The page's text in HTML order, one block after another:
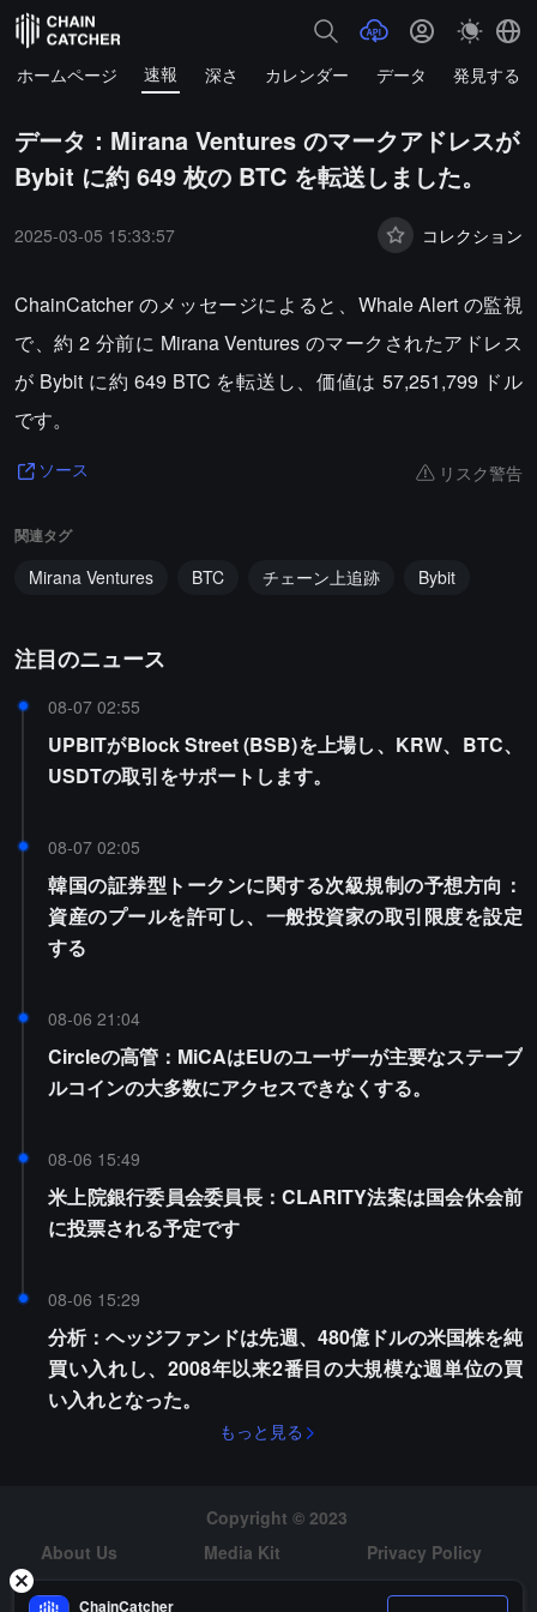
ホームページ 速報 深さ カレンダー データ 発見する
データ：Mirana Ventures のマークアドレスが
Bybit に約 649 枚の BTC を転送しました。
2025-03-05 15:33:57 コレクション
ChainCatcher のメッセージによると、Whale Alert の監視
で、約 2 分前に Mirana Ventures のマークされたアドレス
が Bybit に約 649 BTC を転送し、価値は 57,251,799 ドル
です。
ソース リスク警告
関連タグ
Mirana Ventures BTC チェーン上追跡 Bybit
注目のニュース
08-07 02:55
UPBITがBlock Street (BSB)を上場し、KRW、BTC、
USDTの取引をサポートします。
08-07 02:05
韓国の証券型トークンに関する次級規制の予想方向：
資産のプールを許可し、一般投資家の取引限度を設定
する
08-06 21:04
Circleの高管：MiCAはEUのユーザーが主要なステーブ
ルコインの大多数にアクセスできなくする。
08-06 15:49
米上院銀行委員会委員長：CLARITY法案は国会休会前
に投票される予定です
08-06 15:29
分析：ヘッジファンドは先週、480億ドルの米国株を純
買い入れし、2008年以来2番目の大規模な週単位の買
い入れとなった。
もっと見る
Copyright © 2023
About Us
Media Kit
Privacy Policy
Risk Warning
Hiring
ChainCatcher